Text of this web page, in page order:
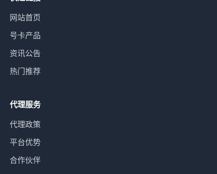
网站首页
号卡产品
资讯公告
热门推荐
代理服务
代理政策
平台优势
合作伙伴